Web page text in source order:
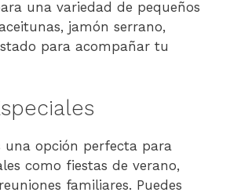
una variedad de pequeños
jamón serrano,
para acompañar tu
una opción perfecta para
como fiestas de verano,
familiares. Puedes